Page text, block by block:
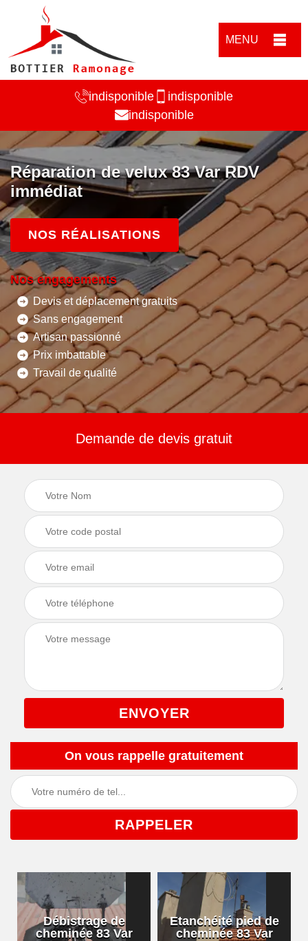
MENU
indisponible
indisponible
indisponible
Réparation de velux 83 Var RDV
immédiat
NOS RÉALISATIONS
Nos engagements
Devis et déplacement gratuits
Sans engagement
Artisan passionné
Prix imbattable
Travail de qualité
Demande de devis gratuit
On vous rappelle gratuitement
Débistrage de
cheminée 83 Var
Etanchéité pied de
cheminée 83 Var